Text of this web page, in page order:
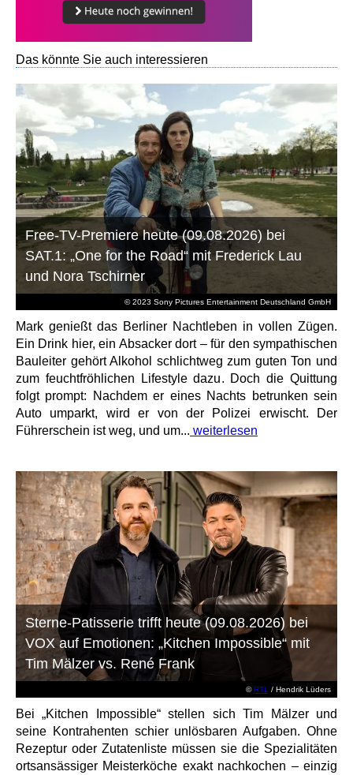
Das könnte Sie auch interessieren
© 2023 Sony Pictures Entertainment Deutschland GmbH
Free-TV-Premiere heute (09.08.2026) bei
SAT.1: „One for the Road“ mit Frederick Lau
und Nora Tschirner
Mark genießt das Berliner Nachtleben in vollen Zügen.
Ein Drink hier, ein Absacker dort – für den sympathischen
Bauleiter gehört Alkohol schlichtweg zum guten Ton und
zum feuchtfröhlichen Lifestyle dazu. Doch die Quittung
folgt prompt: Nachdem er eines Nachts betrunken sein
Auto umparkt, wird er von der Polizei erwischt. Der
Führerschein ist weg, und um... weiterlesen
©RTL / Hendrik Lüders
Sterne-Patisserie trifft heute (09.08.2026) bei
VOX auf Emotionen: „Kitchen Impossible“ mit
Tim Mälzer vs. René Frank
Bei „Kitchen Impossible“ stellen sich Tim Mälzer und
seine Kontrahenten schier unlösbaren Aufgaben. Ohne
Rezeptur oder Zutatenliste müssen sie die Spezialitäten
ortsansässiger Meisterköche exakt nachkochen – einzig